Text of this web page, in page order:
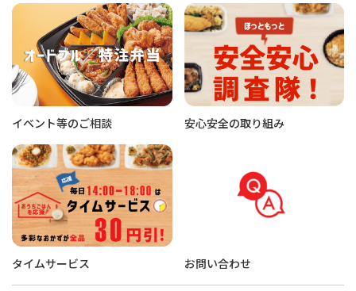
イベント等のご相談 安心安全の取り組み
タイムサービス お問い合わせ